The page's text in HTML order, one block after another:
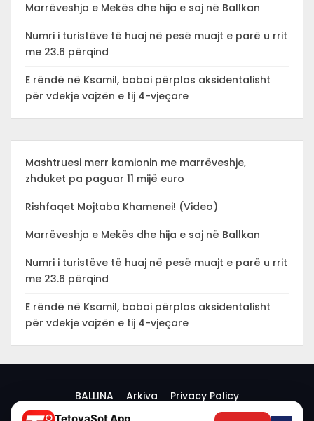
Marrëveshja e Mekës dhe hija e saj në Ballkan
Numri i turistëve të huaj në pesë muajt e parë u rrit
me 23.6 përqind
E rëndë në Ksamil, babai përplas aksidentalisht
për vdekje vajzën e tij 4-vjeçare
Mashtruesi merr kamionin me marrëveshje,
zhduket pa paguar 11 mijë euro
Rishfaqet Mojtaba Khamenei! (Video)
Marrëveshja e Mekës dhe hija e saj në Ballkan
Numri i turistëve të huaj në pesë muajt e parë u rrit
me 23.6 përqind
E rëndë në Ksamil, babai përplas aksidentalisht
për vdekje vajzën e tij 4-vjeçare
BALLINA Arkiva Privacy Policy